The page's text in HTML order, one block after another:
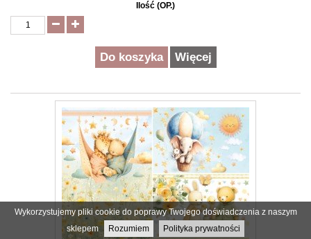
Wykorzystujemy pliki cookie do poprawy Twojego doświadczenia z naszym
sklepem
Rozumiem Polityka prywatności
Ilość (OP.)
Do koszyka Więcej